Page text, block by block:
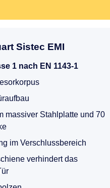
Sistec EMI
1 nach EN 1143-1
massiver Stahlplatte und 70
im Verschlussbereich
verhindert das